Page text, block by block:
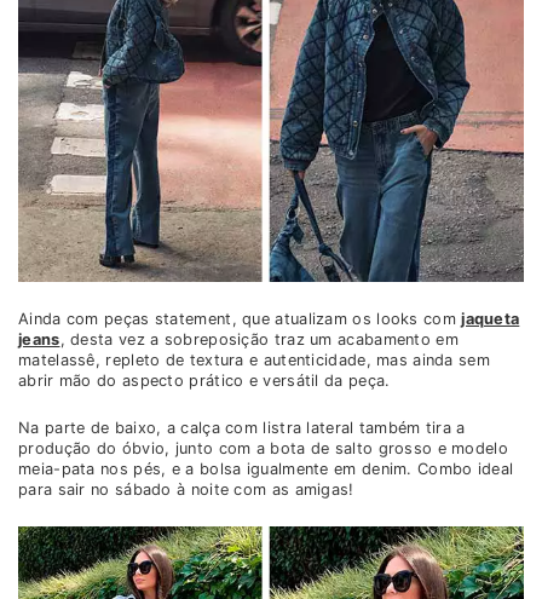
Ainda com peças statement, que atualizam os looks comjaqueta
jeans, desta vez a sobreposição traz um acabamento em
matelassê, repleto de textura e autenticidade, mas ainda sem
abrir mão do aspecto prático e versátil da peça.
Na parte de baixo, a calça com listra lateral também tira a
produção do óbvio, junto com a bota de salto grosso e modelo
meia-pata nos pés, e a bolsa igualmente em denim. Combo ideal
para sair no sábado à noite com as amigas!